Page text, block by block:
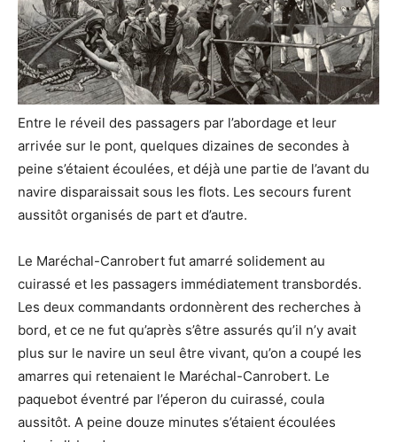
Entre le réveil des passagers par l’abordage et leur
arrivée sur le pont, quelques dizaines de secondes à
peine s’étaient écoulées, et déjà une partie de l’avant du
navire disparaissait sous les flots. Les secours furent
aussitôt organisés de part et d’autre.
Le Maréchal-Canrobert fut amarré solidement au
cuirassé et les passagers immédiatement transbordés.
Les deux commandants ordonnèrent des recherches à
bord, et ce ne fut qu’après s’être assurés qu’il n’y avait
plus sur le navire un seul être vivant, qu’on a coupé les
amarres qui retenaient le Maréchal-Canrobert. Le
paquebot éventré par l’éperon du cuirassé, coula
aussitôt. A peine douze minutes s’étaient écoulées